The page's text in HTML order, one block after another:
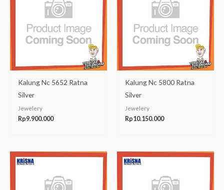
Kalung Nc 5652 Ratna
Silver
Jewelery
Rp9.900.000
Kalung Nc 5800 Ratna
Silver
Jewelery
Rp10.150.000